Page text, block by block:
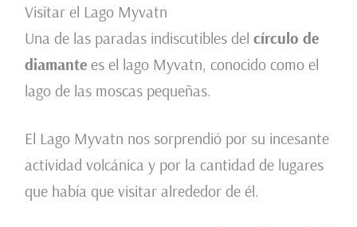
Visitar el Lago Myvatn
Una de las paradas indiscutibles del círculo de
diamantees el lago Myvatn, conocido como el
lago de las moscas pequeñas.
El Lago Myvatn nos sorprendió por su incesante
actividad volcánica y por la cantidad de lugares
que había que visitar alrededor de él.